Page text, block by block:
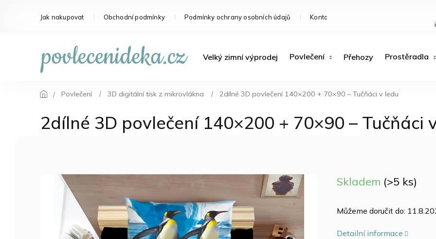
Jak nakupovat Obchodní podmínky Podmínky ochrany osobních údajů Kontakty
Velký zimní výprodej Povlečení Přehozy Prostěradla
Povlečení 3D digitální tisk z mikrovlákna 2dílné 3D povlečení 140×200 + 70×90 – Tučňáci v ledu
2dílné 3D povlečení 140×200 + 70×90 – Tučňáci
Skladem (>5 ks)
Můžeme doručit do:
Detailní informace